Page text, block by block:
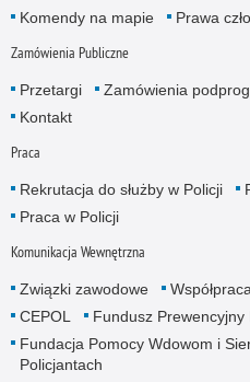
Komendy na mapie
Prawa
Zamówienia Publiczne
Przetargi Zamówienia
Kontakt
Praca
Rekrutacja do służby w Policji
Praca w Policji
Komunikacja Wewnętrzna
Związki zawodowe
CEPOL
Fundusz Prewencyjny
Fundacja Pomocy Wdowom i
Policjantach